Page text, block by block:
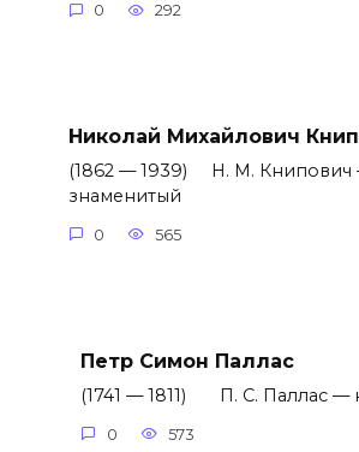
0 292
Николай Михайлович
(1862 — 1939) Н. М. Книпович
знаменитый
0 565
Петр Симон Паллас
(1741 — 1811) П. С. Паллас —
0 573